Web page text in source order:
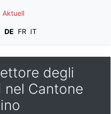
Aktuell
DE FR IT
degli
Cantone